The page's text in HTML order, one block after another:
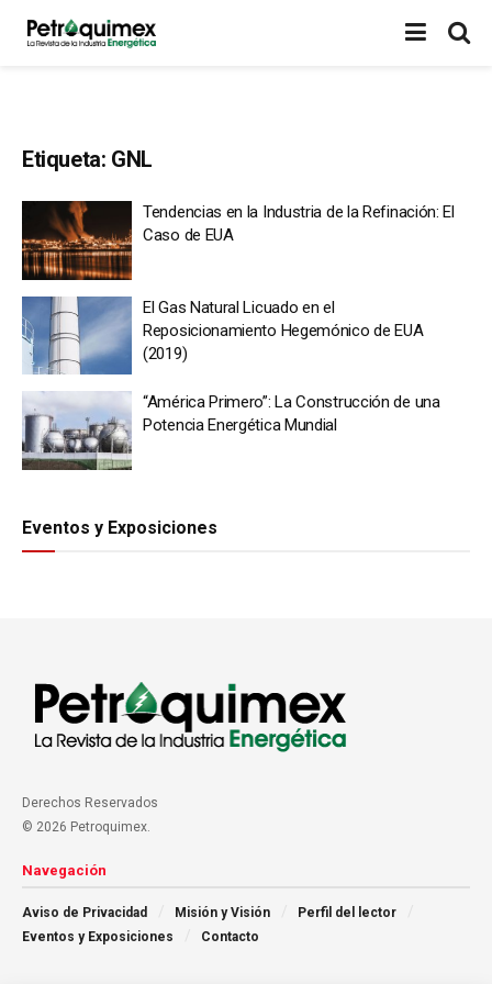
Etiqueta: GNL
Tendencias en la Industria de la Refinación: El
Caso de EUA
El Gas Natural Licuado en el
Reposicionamiento Hegemónico de EUA
(2019)
“América Primero”: La Construcción de una
Potencia Energética Mundial
Eventos y Exposiciones
Derechos Reservados
© 2026 Petroquimex.
Navegación
Aviso de Privacidad Misión y Visión
Perfil del lector
Eventos y Exposiciones
Contacto